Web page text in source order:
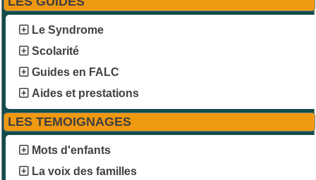
Le Syndrome
Scolarité
Guides en FALC
Aides et prestations
LES TEMOIGNAGES
Mots d'enfants
La voix des familles